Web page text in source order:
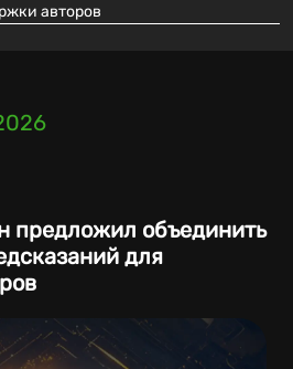
авторов
предложил объединить
для